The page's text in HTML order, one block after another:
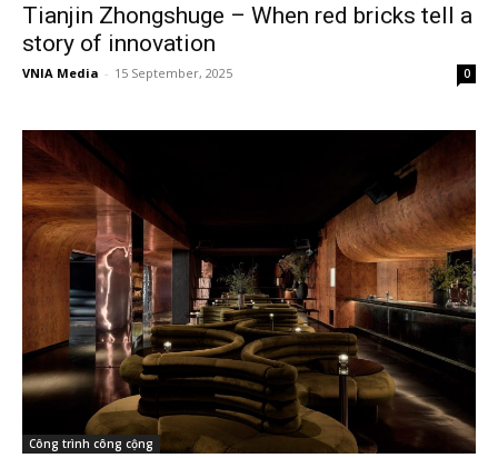
Tianjin Zhongshuge – When red bricks tell a
story of innovation
VNIA Media - 15 September, 2025 0
Công trình công cộng